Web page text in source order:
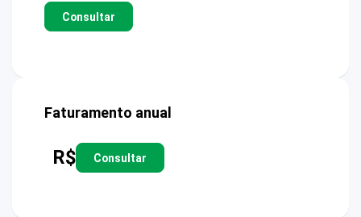
Consultar
Faturamento anual
R$ Consultar